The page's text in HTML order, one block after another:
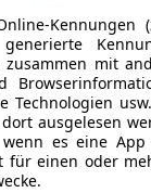
Kennungen
zusammen mit
Technologien
ausgelesen
es eine App
für einen oder